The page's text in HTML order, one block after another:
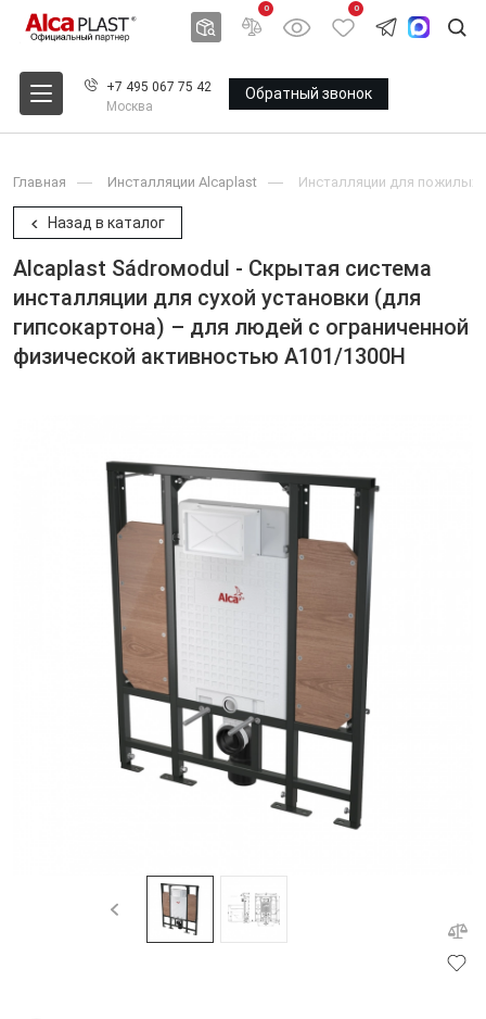
0 0
+7 495 067 75 42
Москва
Обратный звонок
Главная Инсталляции Alcaplast Инсталляции для пожилых
Назад в каталог
Alcaplast Sádroмodul - Скрытая система
инсталляции для сухой установки (для
гипсокартона) – для людей с ограниченной
физической активностью A101/1300H